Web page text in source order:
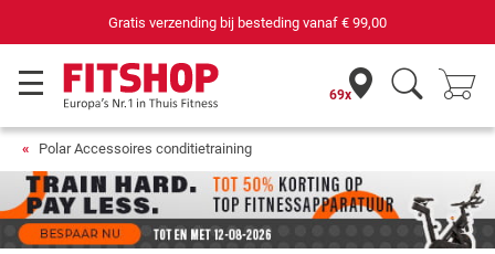
verzending bij besteding vanaf€ 99,00
69x
Polar Accessoires conditietraining